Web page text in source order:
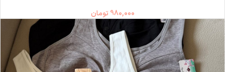
980,000 تومان